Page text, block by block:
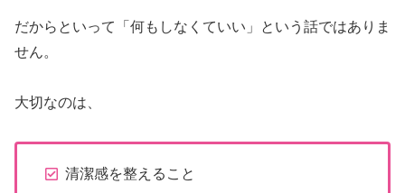
だからといって「何もしなくていい」という話ではありま
せん。
大切なのは、
清潔感を整えること